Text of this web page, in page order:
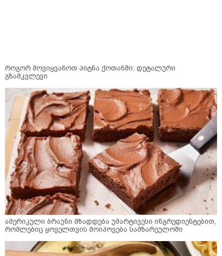
როგორ მოვიყვანოთ პიტნა ქოთანში: დეტალური
გზამკვლევი
ამერიკული ბრაუნი მზადდება უმარტივესი ინგრედიენტებით,
რომლებიც ყოველთვის მოიპოვება სამზარეულოში